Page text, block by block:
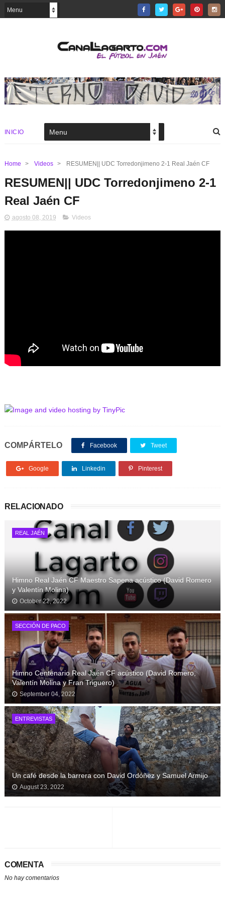
INICIO
Home > Videos > RESUMEN|| UDC Torredonjimeno 2-1 Real Jaén CF
RESUMEN|| UDC Torredonjimeno 2-1
Real Jaén CF
agosto 08, 2019 Videos
COMPÁRTELO Facebook Tweet
Google Linkedin Pinterest
RELACIONADO
REAL JAÉN
Himno Real Jaén CF Maestro Sapena acústico (David Romero
y Valentín Molina)
October 22, 2022
SECCIÓN DE PACO
Himno Centenario Real Jaén CF acústico (David Romero,
Valentín Molina y Fran Triguero)
September 04, 2022
ENTREVISTAS
Un café desde la barrera con David Ordóñez y Samuel Armijo
August 23, 2022
COMENTA
No hay comentarios